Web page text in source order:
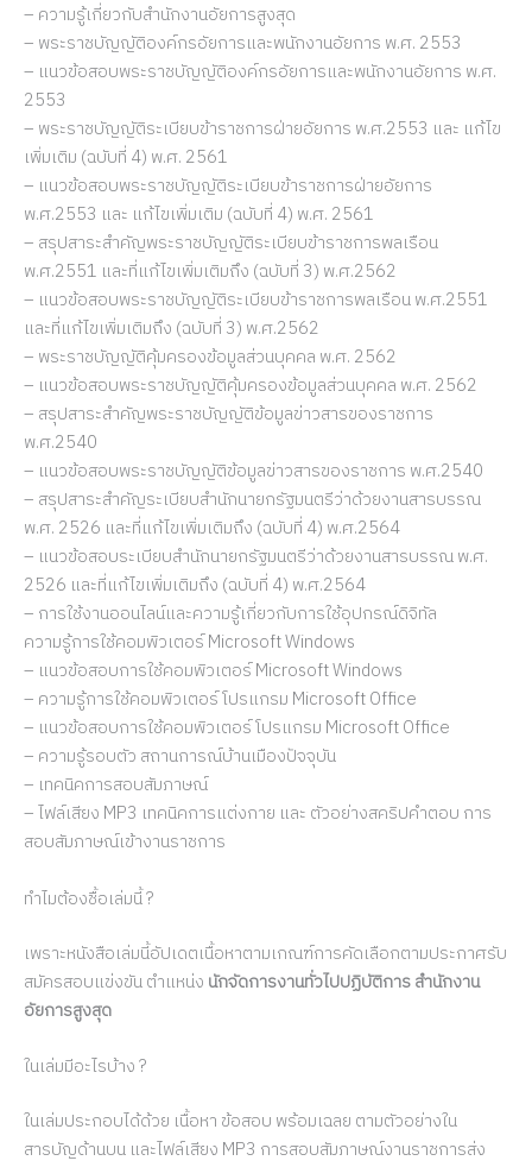
– ความรู้เกี่ยวกับสำนักงานอัยการสูงสุด
– พระราชบัญญัติองค์กรอัยการและพนักงานอัยการ พ.ศ. 2553
– แนวข้อสอบพระราชบัญญัติองค์กรอัยการและพนักงานอัยการ พ.ศ.
2553
– พระราชบัญญัติระเบียบข้าราชการฝ่ายอัยการ พ.ศ.2553 และ แก้ไข
เพิ่มเติม (ฉบับที่ 4) พ.ศ. 2561
– แนวข้อสอบพระราชบัญญัติระเบียบข้าราชการฝ่ายอัยการ
พ.ศ.2553 และ แก้ไขเพิ่มเติม (ฉบับที่ 4) พ.ศ. 2561
– สรุปสาระสำคัญพระราชบัญญัติระเบียบข้าราชการพลเรือน
พ.ศ.2551 และที่แก้ไขเพิ่มเติมถึง (ฉบับที่ 3) พ.ศ.2562
– แนวข้อสอบพระราชบัญญัติระเบียบข้าราชการพลเรือน พ.ศ.2551
และที่แก้ไขเพิ่มเติมถึง (ฉบับที่ 3) พ.ศ.2562
– พระราชบัญญัติคุ้มครองข้อมูลส่วนบุคคล พ.ศ. 2562
– แนวข้อสอบพระราชบัญญัติคุ้มครองข้อมูลส่วนบุคคล พ.ศ. 2562
– สรุปสาระสำคัญพระราชบัญญัติข้อมูลข่าวสารของราชการ
พ.ศ.2540
– แนวข้อสอบพระราชบัญญัติข้อมูลข่าวสารของราชการ พ.ศ.2540
– สรุปสาระสำคัญระเบียบสำนักนายกรัฐมนตรีว่าด้วยงานสารบรรณ
พ.ศ. 2526 และที่แก้ไขเพิ่มเติมถึง (ฉบับที่ 4) พ.ศ.2564
– แนวข้อสอบระเบียบสำนักนายกรัฐมนตรีว่าด้วยงานสารบรรณ พ.ศ.
2526 และที่แก้ไขเพิ่มเติมถึง (ฉบับที่ 4) พ.ศ.2564
– การใช้งานออนไลน์และความรู้เกี่ยวกับการใช้อุปกรณ์ดิจิทัล
ความรู้การใช้คอมพิวเตอร์ Microsoft Windows
– แนวข้อสอบการใช้คอมพิวเตอร์ Microsoft Windows
– ความรู้การใช้คอมพิวเตอร์ โปรแกรม Microsoft Office
– แนวข้อสอบการใช้คอมพิวเตอร์ โปรแกรม Microsoft Office
– ความรู้รอบตัว สถานการณ์บ้านเมืองปัจจุบัน
– เทคนิคการสอบสัมภาษณ์
– ไฟล์เสียง MP3 เทคนิคการแต่งกาย และ ตัวอย่างสคริปคำตอบ การ
สอบสัมภาษณ์เข้างานราชการ
ทำไมต้องชื้อเล่มนี้ ?
เพราะหนังสือเล่มนี้อัปเดตเนื้อหาตามเกณฑ์การคัดเลือกตามประกาศรับ
สมัครสอบแข่งขัน ตำแหน่ง นักจัดการงานทั่วไปปฏิบัติการ สำนักงาน
อัยการสูงสุด
ในเล่มมีอะไรบ้าง ?
ในเล่มประกอบได้ด้วย เนื้อหา ข้อสอบ พร้อมเฉลย ตามตัวอย่างใน
สารบัญด้านบน และไฟล์เสียง MP3 การสอบสัมภาษณ์งานราชการส่ง